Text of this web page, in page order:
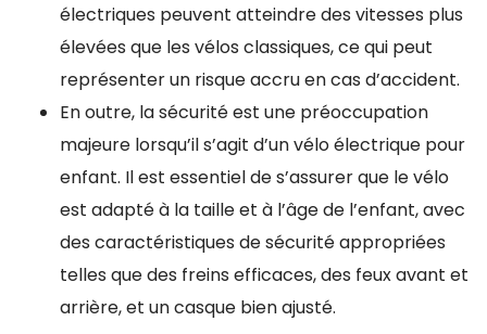
électriques peuvent atteindre des vitesses plus
élevées que les vélos classiques, ce qui peut
représenter un risque accru en cas d’accident.
En outre, la sécurité est une préoccupation
majeure lorsqu’il s’agit d’un vélo électrique pour
enfant. Il est essentiel de s’assurer que le vélo
est adapté à la taille et à l’âge de l’enfant, avec
des caractéristiques de sécurité appropriées
telles que des freins efficaces, des feux avant et
arrière, et un casque bien ajusté.